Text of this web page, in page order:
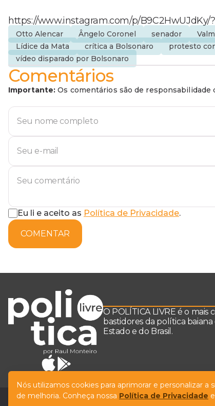
https://www.instagram.com/p/B9C2HwUJdKy/
Otto Alencar Ângelo Coronel senador
Lídice da Mata
crítica a Bolsonaro protesto
vídeo disparado por Bolsonaro
Comentários
Importante: Os comentários são de
Eu li e aceito as Política de Privacidade.
COMENTAR
O POLÍTICA LIVRE é o
bastidores da política
Estado e do Brasil.
Nós utilizamos cookies para aprimorar e personalizar
de melhoria. Conheça nossa Política de Privacidade